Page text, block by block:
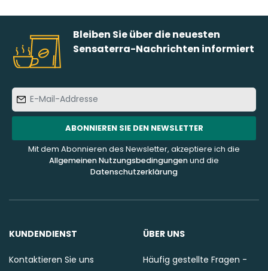
Bleiben Sie über die neuesten
Sensaterra-Nachrichten informiert
Mail-
Addresse
ABONNIEREN SIE DEN NEWSLETTER
Mit dem Abonnieren des Newsletter, akzeptiere ich die
Allgemeinen Nutzungsbedingungenund die
Datenschutzerklärung
KUNDENDIENST
Kontaktieren Sie uns
ÜBER UNS
Häufig gestellte Fragen -